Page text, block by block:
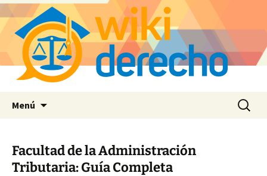
Menú Buscar:
Facultad de la Administración
Tributaria: Guía Completa